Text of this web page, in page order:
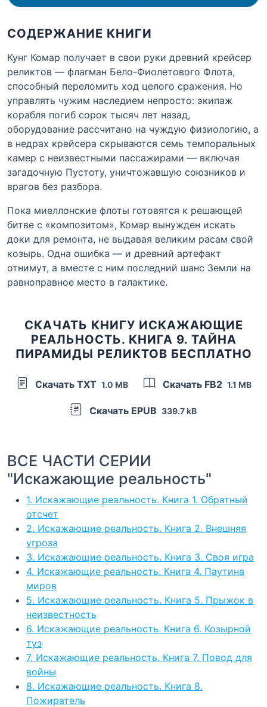
СОДЕРЖАНИЕ КНИГИ
Кунг Комар получает в свои руки древний крейсер
реликтов — флагман Бело-Фиолетового Флота,
способный переломить ход целого сражения. Но
управлять чужим наследием непросто: экипаж
корабля погиб сорок тысяч лет назад,
оборудование рассчитано на чуждую физиологию, а
в недрах крейсера скрываются семь темпоральных
камер с неизвестными пассажирами — включая
загадочную Пустоту, уничтожавшую союзников и
врагов без разбора.
Пока миеллонские флоты готовятся к решающей
битве с «композитом», Комар вынужден искать
доки для ремонта, не выдавая великим расам свой
козырь. Одна ошибка — и древний артефакт
отнимут, а вместе с ним последний шанс Земли на
равноправное место в галактике.
СКАЧАТЬ КНИГУ ИСКАЖАЮЩИЕ
РЕАЛЬНОСТЬ. КНИГА 9. ТАЙНА
ПИРАМИДЫ РЕЛИКТОВ БЕСПЛАТНО
Скачать TXT 1.0 MB Скачать FB2 1.1 MB
Скачать EPUB 339.7 kB
ВСЕ ЧАСТИ СЕРИИ
"Искажающие реальность"
1. Искажающие реальность. Книга 1. Обратный
отсчет
2. Искажающие реальность. Книга 2. Внешняя
угроза
3. Искажающие реальность. Книга 3. Своя игра
4. Искажающие реальность. Книга 4. Паутина
миров
5. Искажающие реальность. Книга 5. Прыжок в
неизвестность
6. Искажающие реальность. Книга 6. Козырной
туз
7. Искажающие реальность. Книга 7. Повод для
войны
8. Искажающие реальность. Книга 8.
Пожиратель